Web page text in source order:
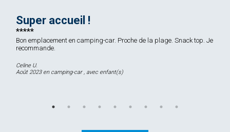
Super accueil !
Bon emplacement en camping-car. Proche de la plage. Snack top. Je
recommande.
Celine U.
Août 2023 en camping-car , avec enfant(s)